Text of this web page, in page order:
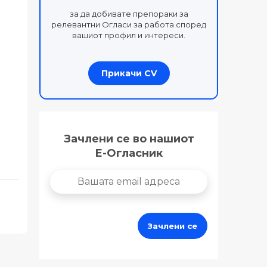
за да добивате препораки за
релевантни Огласи за работа според
вашиот профил и интереси.
Прикачи CV
Зачлени се во нашиот
Е-Огласник